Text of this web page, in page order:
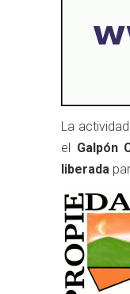
La
el Galpón
liberada